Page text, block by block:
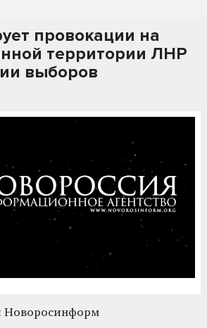
провокации на
территории ЛНР
выборов
Новоросинформ